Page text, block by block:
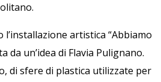
artistica “Abbiamo
da un’idea di Flavia Pulignano.
di sfere di plastica utilizzate per